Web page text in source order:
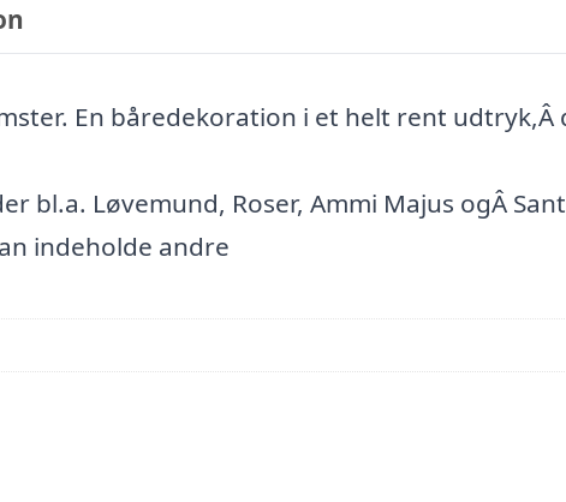
En båredekoration i et helt rent udtryk,Â
bl.a. Løvemund, Roser, Ammi Majus ogÂ
indeholde andre